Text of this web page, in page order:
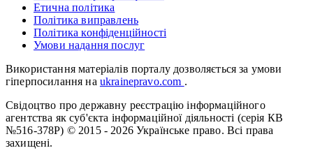
Етична політика
Політика виправлень
Політика конфіденційності
Умови надання послуг
Використання матеріалів порталу дозволяється за умови
гіперпосилання на ukrainepravo.com .
Свідоцтво про державну реєстрацію інформаційного
агентства як суб'єкта інформаційної діяльності (серія КВ
№516-378Р) © 2015 - 2026 Українське право. Всі права
захищені.